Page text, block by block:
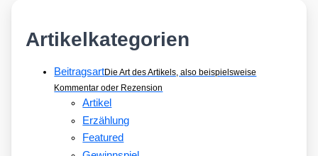
Artikelkategorien
BeitragsartDie Art des Artikels, also beispielsweise
Kommentar oder Rezension
Artikel
Erzählung
Featured